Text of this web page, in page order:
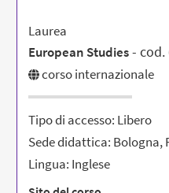
Laurea
European Studies- cod.
corso internazionale
Tipo di accesso: Libero
Sede didattica: Bologna,
Lingua: Inglese